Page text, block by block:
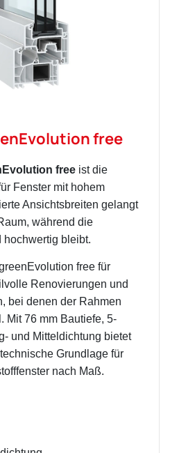
free
free ist die
Fenster mit hohem
Ansichtsbreiten gelangt
während die
hochwertig bleibt.
free für
Renovierungen und
bei denen der Rahmen
Mit 76 mm Bautiefe, 5-
und Mitteldichtung bietet
Grundlage für
nach Maß.